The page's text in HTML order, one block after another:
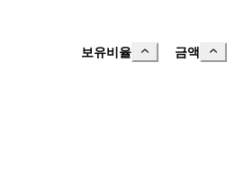
보유비율 금액